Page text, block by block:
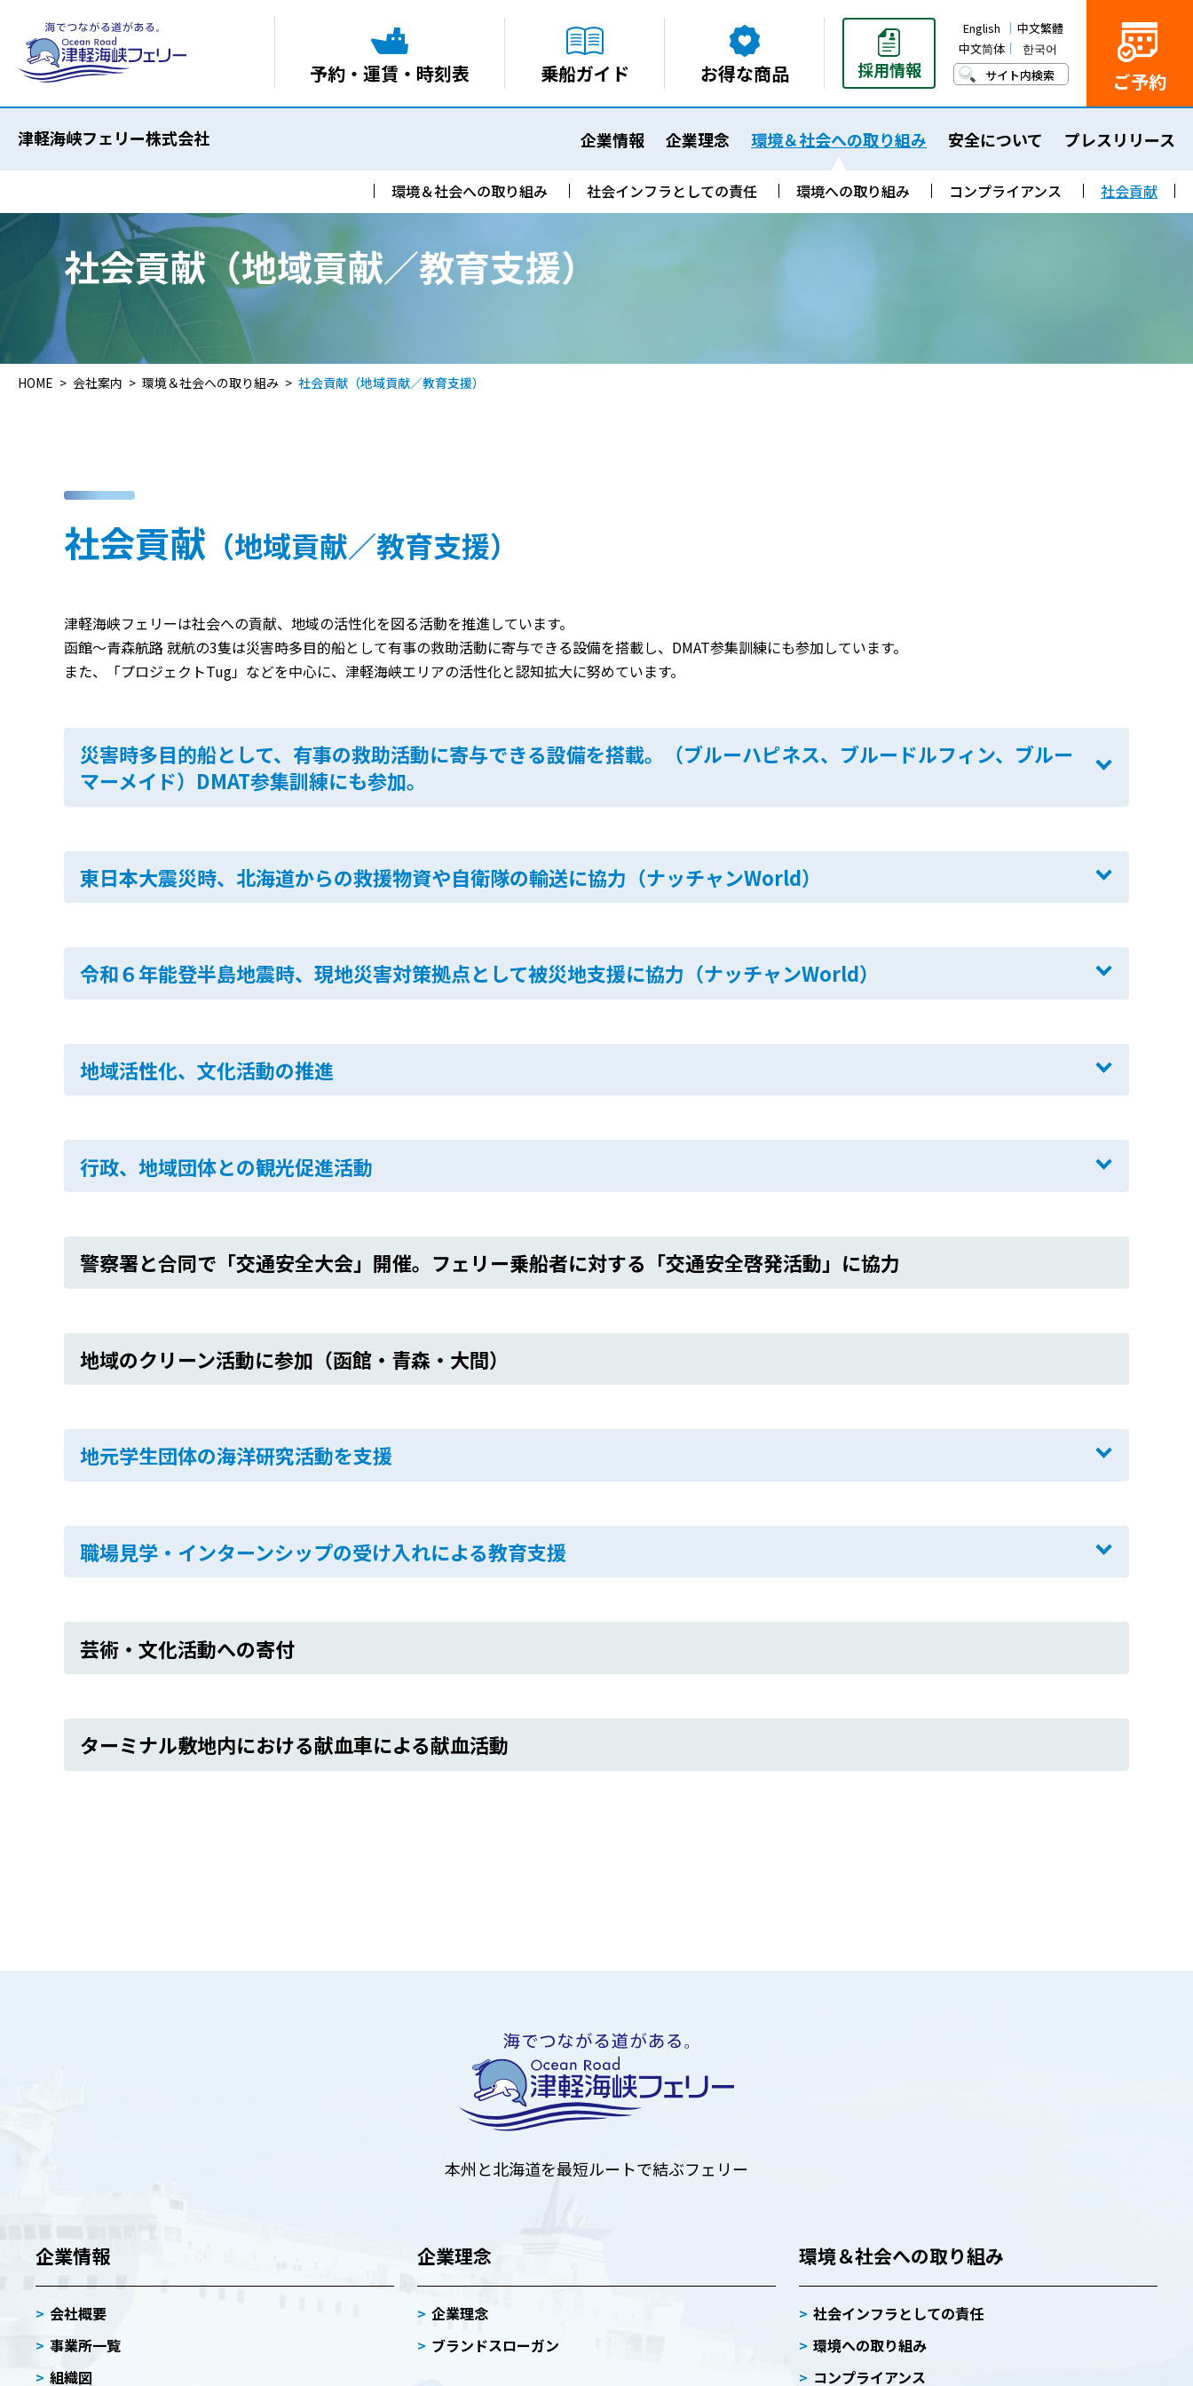
採用情報
English
中文繁體
中文简体
한국어
サイト内検索
ご予約
予約・運賃・時刻表 乗船ガイド お得な商品
津軽海峡フェリー株式会社 企業情報 企業情報 会社概要 役員一覧 事業所一覧 組織図
企業理念 企業理念 ブランドスローガン
環境＆社会への取り組み
環境＆社会への取り組み 社会インフラとしての責任 環境への取り組み コンプライアンス 社会貢献
安全について
安全について 安全運航への取り組み 安全管理規程 ISMコードの取得
プレスリリース
社会貢献（地域貢献／教育支援）
HOME 会社案内 環境＆社会への取り組み 社会貢献（地域貢献／教育支援）
社会貢献 （地域貢献／教育支援）
津軽海峡フェリーは社会への貢献、地域の活性化を図る活動を推進しています。
函館～青森航路 就航の3隻は災害時多目的船として有事の救助活動に寄与できる設備を搭載し、DMAT参集訓練にも参加しています。
また、「プロジェクトTug」などを中心に、津軽海峡エリアの活性化と認知拡大に努めています。
災害時多目的船として、有事の救助活動に寄与できる設備を搭載。（ブルーハピネス、ブルードルフィン、ブルー
マーメイド）DMAT参集訓練にも参加。
東日本大震災時、北海道からの救援物資や自衛隊の輸送に協力（ナッチャンWorld）
令和６年能登半島地震時、現地災害対策拠点として被災地支援に協力（ナッチャンWorld）
地域活性化、文化活動の推進
行政、地域団体との観光促進活動
警察署と合同で「交通安全大会」開催。フェリー乗船者に対する「交通安全啓発活動」に協力
地域のクリーン活動に参加（函館・青森・大間）
地元学生団体の海洋研究活動を支援
職場見学・インターンシップの受け入れによる教育支援
芸術・文化活動への寄付
ターミナル敷地内における献血車による献血活動
本州と北海道を最短ルートで結ぶフェリー
企業情報
会社概要
事業所一覧
組織図
企業理念
企業理念
ブランドスローガン
環境＆社会への取り組み
社会インフラとしての責任
環境への取り組み
コンプライアンス